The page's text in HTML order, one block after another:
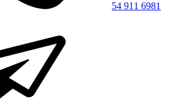
54 911 6981